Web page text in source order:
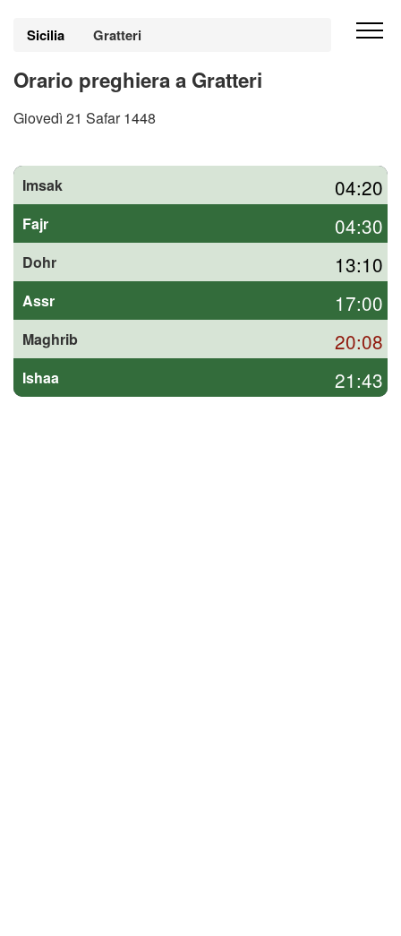
Sicilia Gratteri
Orario preghiera a Gratteri
Giovedì 21 Safar 1448
Imsak 04:20
Fajr 04:30
Dohr 13:10
Assr 17:00
Maghrib 20:08
Ishaa 21:43